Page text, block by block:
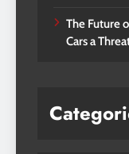
The Future
Cars a